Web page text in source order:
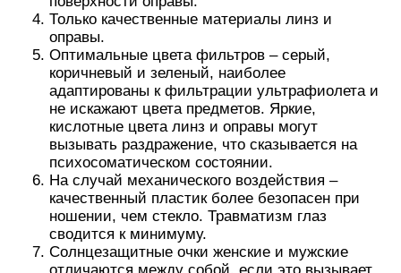
Только качественные материалы линз и
оправы.
Оптимальные цвета фильтров – серый,
коричневый и зеленый, наиболее
адаптированы к фильтрации ультрафиолета и
не искажают цвета предметов. Яркие,
кислотные цвета линз и оправы могут
вызывать раздражение, что сказывается на
психосоматическом состоянии.
На случай механического воздействия –
качественный пластик более безопасен при
ношении, чем стекло. Травматизм глаз
сводится к минимуму.
Солнцезащитные очки женские и мужские